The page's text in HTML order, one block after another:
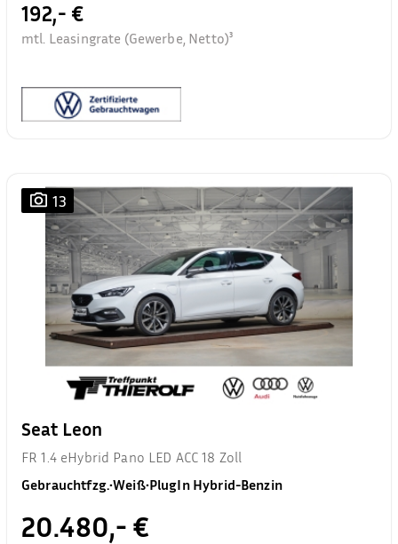
192,- €
mtl. Leasingrate (Gewerbe, Netto)³
13
Seat Leon
FR 1.4 eHybrid Pano LED ACC 18 Zoll
Gebrauchtfzg.•Weiß•PlugIn Hybrid-Benzin
20.480,- €